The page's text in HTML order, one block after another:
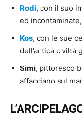
Rodi, con il suo
ed incontaminate,
Kos, con le sue
dell’antica civiltà
Simi, pittoresco
affacciano sul